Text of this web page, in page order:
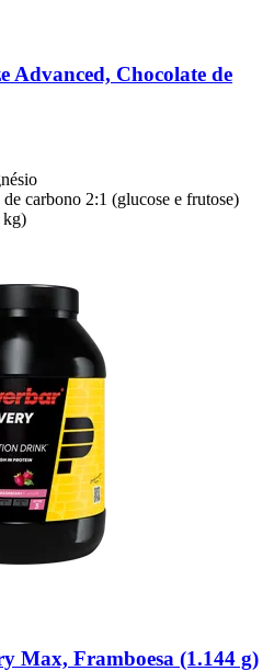
Advanced, Chocolate de
carbono 2:1 (glucose e frutose)
kg)
Max, Framboesa (1.144 g)